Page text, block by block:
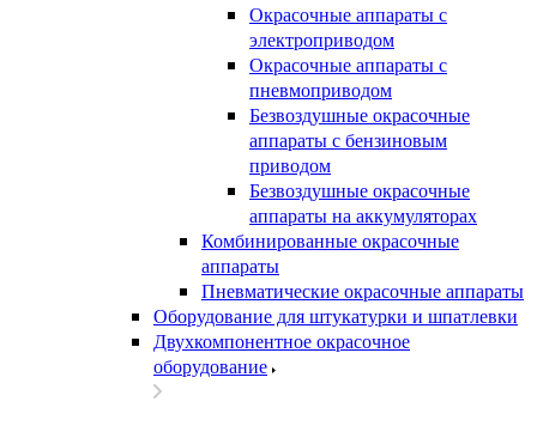
Окрасочные аппараты с
электроприводом
Окрасочные аппараты с
пневмоприводом
Безвоздушные окрасочные
аппараты с бензиновым
приводом
Безвоздушные окрасочные
аппараты на аккумуляторах
Комбинированные окрасочные
аппараты
Пневматические окрасочные аппараты
Оборудование для штукатурки и шпатлевки
Двухкомпонентное окрасочное
оборудование